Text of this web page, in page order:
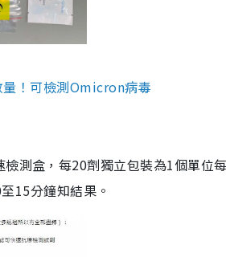
！可檢測Omicron病毒
測盒，每20劑獨立包裝為1個單位
15分鐘知結果。